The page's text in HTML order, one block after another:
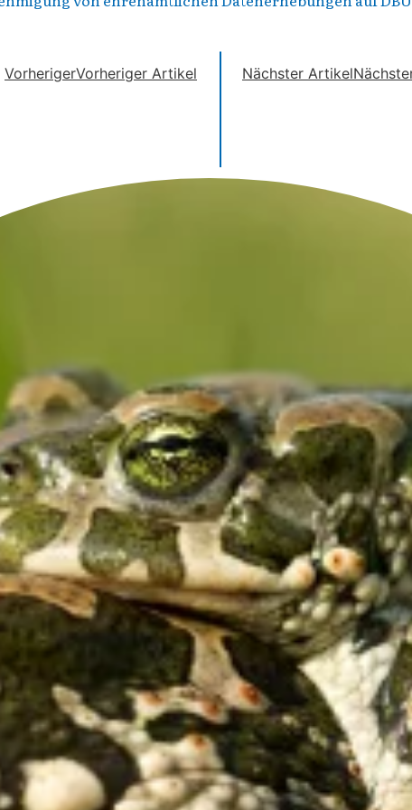
VorherigerVorheriger Artikel Nächster Artikel